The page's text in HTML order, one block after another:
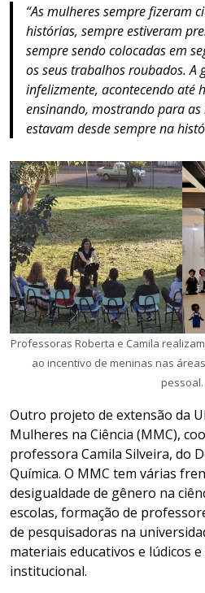
“As mulheres sempre fizeram
histórias, sempre estiveram
sempre sendo colocadas em
os seus trabalhos roubados. A
infelizmente, acontecendo até
ensinando, mostrando para
estavam desde sempre na
Professoras Roberta e Camila
ao incentivo de meninas nas
pessoal.
Outro projeto de extensão da
Mulheres na Ciência (MMC),
professora Camila Silveira, do
Química. O MMC tem várias
desigualdade de gênero na
escolas, formação de
de pesquisadoras na
materiais educativos e lúdicos
institucional.